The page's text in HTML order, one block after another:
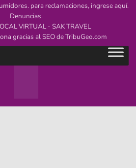
para reclamaciones, ingrese aquí.
Denuncias.
VIRTUAL - SAK TRAVEL
gracias al SEO deTribuGeo.com